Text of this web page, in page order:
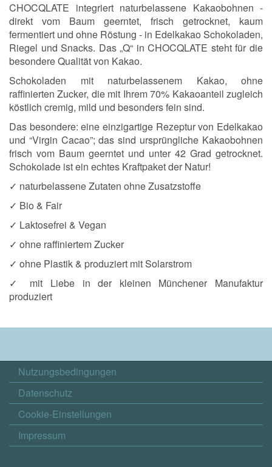
CHOCQLATE integriert naturbelassene Kakaobohnen -
direkt vom Baum geerntet, frisch getrocknet, kaum
fermentiert und ohne Röstung - in Edelkakao Schokoladen,
Riegel und Snacks. Das „Q“ in CHOCQLATE steht für die
besondere Qualität von Kakao.
Schokoladen mit naturbelassenem Kakao, ohne
raffinierten Zucker, die mit Ihrem 70% Kakaoanteil zugleich
köstlich cremig, mild und besonders fein sind.
Das besondere: eine einzigartige Rezeptur von Edelkakao
und “Virgin Cacao”; das sind ursprüngliche Kakaobohnen
frisch vom Baum geerntet und unter 42 Grad getrocknet.
Schokolade ist ein echtes Kraftpaket der Natur!
✓ naturbelassene Zutaten ohne Zusatzstoffe
✓ Bio & Fair
✓ Laktosefrei & Vegan
✓ ohne raffiniertem Zucker
✓ ohne Plastik & produziert mit Solarstrom
✓ mit Liebe in der kleinen Münchener Manufaktur
produziert
Nutzungsbedingungen
Datenschutz
Cookie-Einstellungen
Impressum